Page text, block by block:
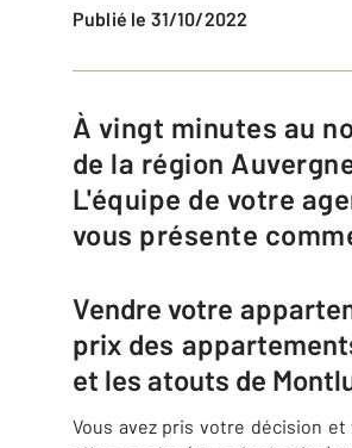
Publié le 31/10/2022
À vingt minutes au nord-est de Lyon et Villeurbanne, Montluel est une ville
de la région
L'équipe de votre
vous présente
Vendre votre
prix des
et les atouts de
Vous avez pris votre décision